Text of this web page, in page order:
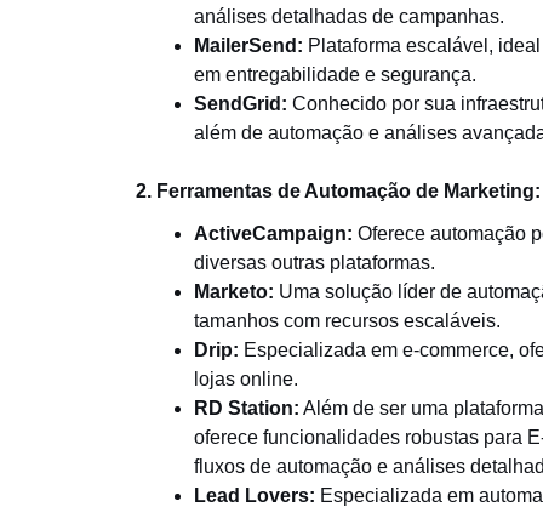
análises detalhadas de campanhas.
MailerSend: Plataforma escalável,
em entregabilidade e segurança.
SendGrid: Conhecido por sua
além de automação e análises
2. Ferramentas de Automação de Marketing:
ActiveCampaign: Oferece automação
diversas outras plataformas.
Marketo: Uma solução líder de
tamanhos com recursos escaláveis.
Drip: Especializada em e-commerce,
lojas online.
RD Station: Além de ser uma
oferece funcionalidades robustas para
fluxos de automação e análises
Lead Lovers: Especializada em